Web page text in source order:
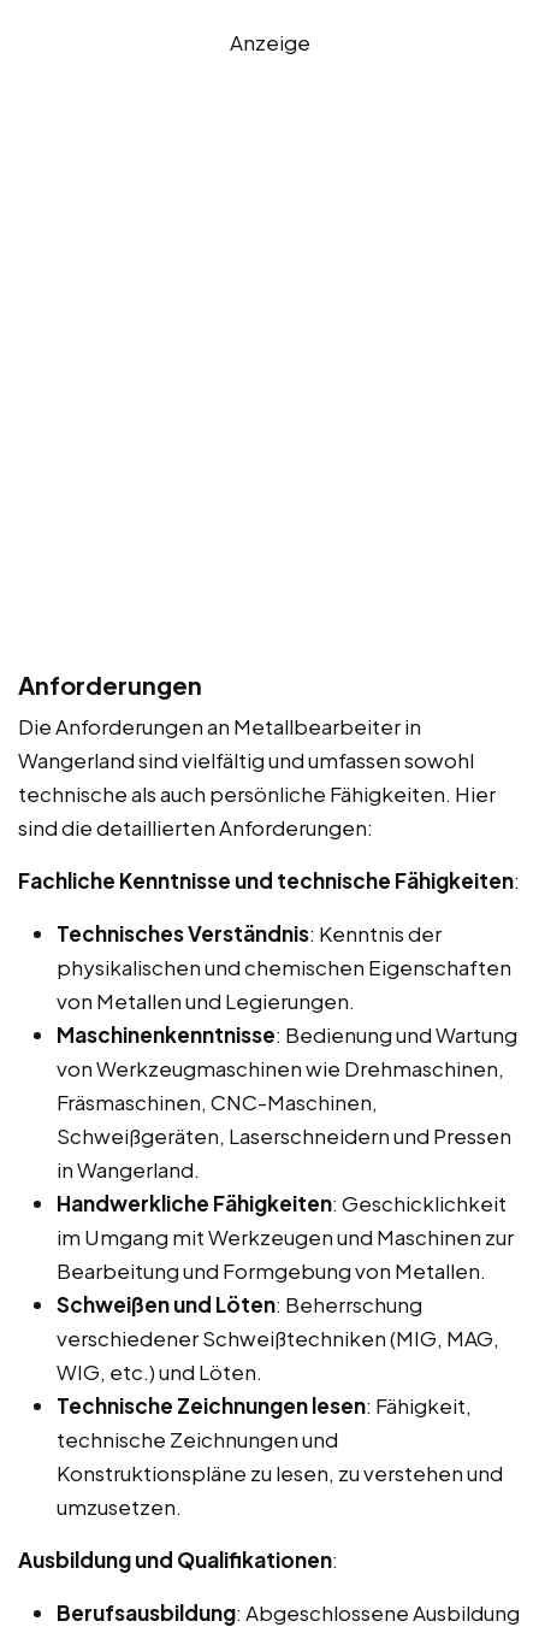
Anzeige
Anforderungen
Die Anforderungen an Metallbearbeiter in
Wangerland sind vielfältig und umfassen sowohl
technische als auch persönliche Fähigkeiten. Hier
sind die detaillierten Anforderungen:
Fachliche Kenntnisse und technische Fähigkeiten:
Technisches Verständnis: Kenntnis der
physikalischen und chemischen Eigenschaften
von Metallen und Legierungen.
Maschinenkenntnisse: Bedienung und Wartung
von Werkzeugmaschinen wie Drehmaschinen,
Fräsmaschinen, CNC-Maschinen,
Schweißgeräten, Laserschneidern und Pressen
in Wangerland.
Handwerkliche Fähigkeiten: Geschicklichkeit
im Umgang mit Werkzeugen und Maschinen zur
Bearbeitung und Formgebung von Metallen.
Schweißen und Löten: Beherrschung
verschiedener Schweißtechniken (MIG, MAG,
WIG, etc.) und Löten.
Technische Zeichnungen lesen: Fähigkeit,
technische Zeichnungen und
Konstruktionspläne zu lesen, zu verstehen und
umzusetzen.
Ausbildung und Qualifikationen:
Berufsausbildung: Abgeschlossene Ausbildung